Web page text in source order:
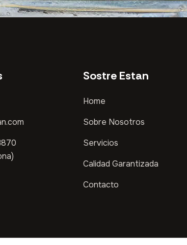
Sostre Estan
Home
Sobre Nosotros
Servicios
Calidad Garantizada
Contacto